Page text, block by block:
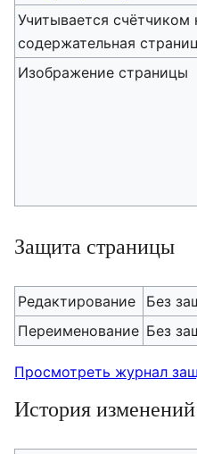
Учитывается счётчиком
содержательная
Изображение страницы
Защита страницы
Редактирование
Без
Переименование Без
Просмотреть журнал
История изменений